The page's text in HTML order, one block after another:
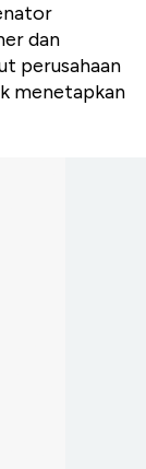
dan
perusahaan
menetapkan